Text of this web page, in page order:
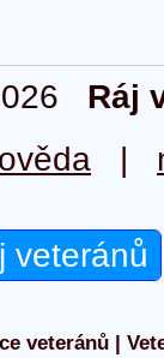
Ráj
|
veteránů
veteránů |